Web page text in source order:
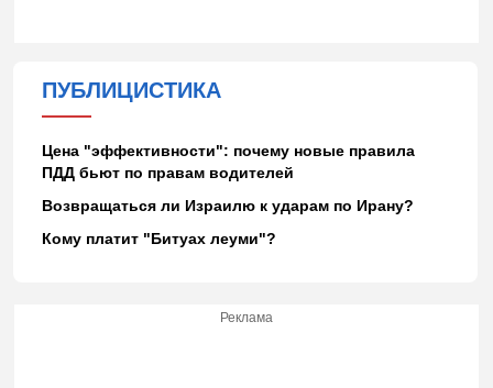
ПУБЛИЦИСТИКА
Цена "эффективности": почему новые правила
ПДД бьют по правам водителей
Возвращаться ли Израилю к ударам по Ирану?
Кому платит "Битуах леуми"?
Реклама